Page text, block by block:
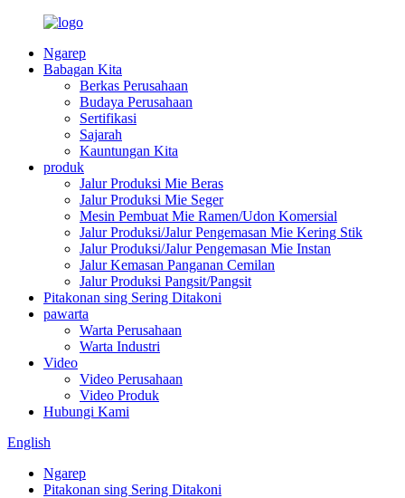
Ngarep
Babagan Kita
Berkas Perusahaan
Budaya Perusahaan
Sertifikasi
Sajarah
Kauntungan Kita
produk
Jalur Produksi Mie Beras
Jalur Produksi Mie Seger
Mesin Pembuat Mie Ramen/Udon Komersial
Jalur Produksi/Jalur Pengemasan Mie Kering Stik
Jalur Produksi/Jalur Pengemasan Mie Instan
Jalur Kemasan Panganan Cemilan
Jalur Produksi Pangsit/Pangsit
Pitakonan sing Sering Ditakoni
pawarta
Warta Perusahaan
Warta Industri
Video
Video Perusahaan
Video Produk
Hubungi Kami
English
Ngarep
Pitakonan sing Sering Ditakoni